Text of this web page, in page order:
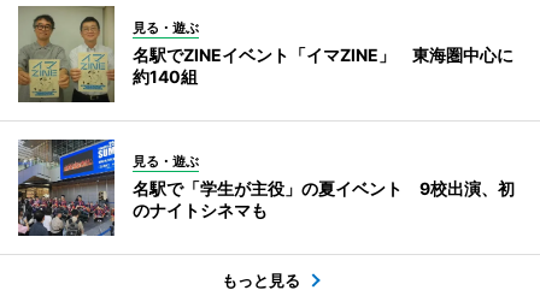
見る・遊ぶ
名駅でZINEイベント「イマZINE」 東海圏中心に
約140組
見る・遊ぶ
名駅で「学生が主役」の夏イベント 9校出演、初
のナイトシネマも
もっと見る